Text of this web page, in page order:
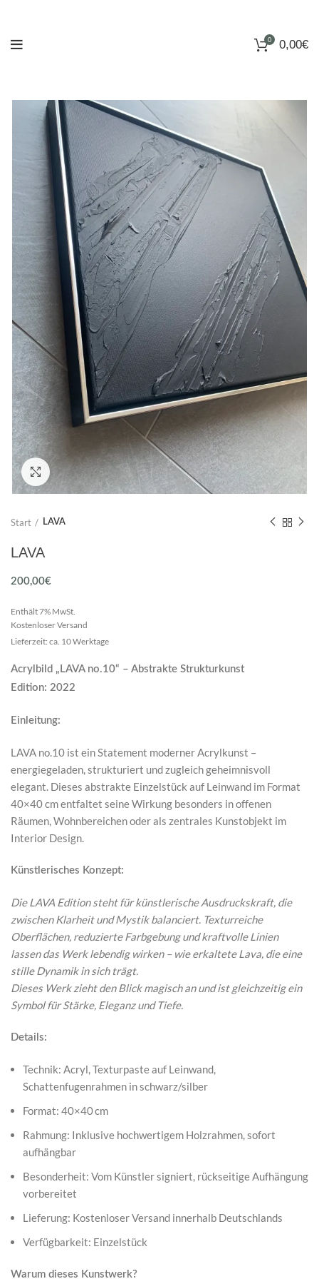
0 0,00€
Click to enlarge
Start LAVA
LAVA
200,00€
Enthält 7% MwSt.
Kostenloser Versand
Lieferzeit: ca. 10 Werktage
Acrylbild „LAVA no.10“ – Abstrakte Strukturkunst
Edition: 2022
Einleitung:
LAVA no.10 ist ein Statement moderner Acrylkunst –
energiegeladen, strukturiert und zugleich geheimnisvoll
elegant. Dieses abstrakte Einzelstück auf Leinwand im Format
40×40 cm entfaltet seine Wirkung besonders in offenen
Räumen, Wohnbereichen oder als zentrales Kunstobjekt im
Interior Design.
Künstlerisches Konzept:
Die LAVA Edition steht für künstlerische Ausdruckskraft, die
zwischen Klarheit und Mystik balanciert. Texturreiche
Oberflächen, reduzierte Farbgebung und kraftvolle Linien
lassen das Werk lebendig wirken – wie erkaltete Lava, die eine
stille Dynamik in sich trägt.
Dieses Werk zieht den Blick magisch an und ist gleichzeitig ein
Symbol für Stärke, Eleganz und Tiefe.
Details:
Technik: Acryl, Texturpaste auf Leinwand,
Schattenfugenrahmen in schwarz/silber
Format: 40×40 cm
Rahmung: Inklusive hochwertigem Holzrahmen, sofort
aufhängbar
Besonderheit: Vom Künstler signiert, rückseitige Aufhängung
vorbereitet
Lieferung: Kostenloser Versand innerhalb Deutschlands
Verfügbarkeit: Einzelstück
Warum dieses Kunstwerk?